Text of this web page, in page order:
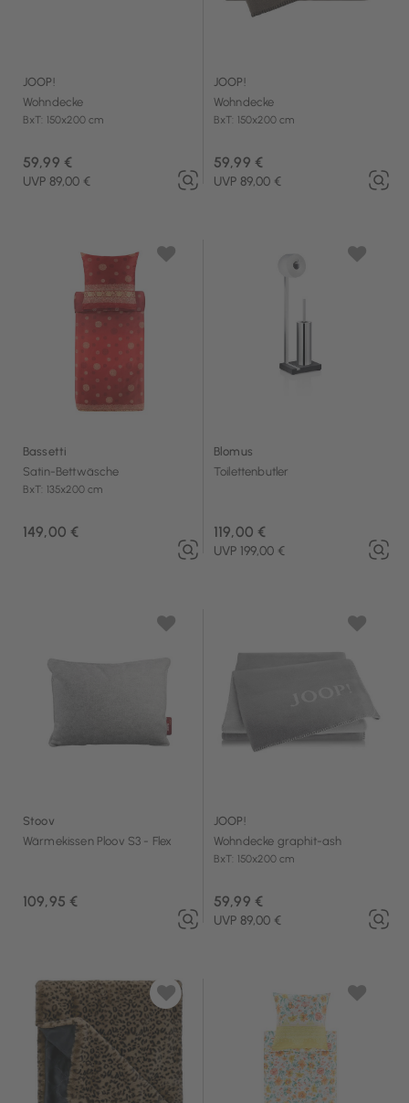
JOOP!
Wohndecke
BxT: 150x200 cm
59,99 €
UVP 89,00 €
JOOP!
Wohndecke
BxT: 150x200 cm
59,99 €
UVP 89,00 €
Bassetti
Satin-Bettwäsche
BxT: 135x200 cm
149,00 €
Blomus
Toilettenbutler
119,00 €
UVP 199,00 €
Stoov
Wärmekissen Ploov S3 - Flex
109,95 €
JOOP!
Wohndecke graphit-ash
BxT: 150x200 cm
59,99 €
UVP 89,00 €